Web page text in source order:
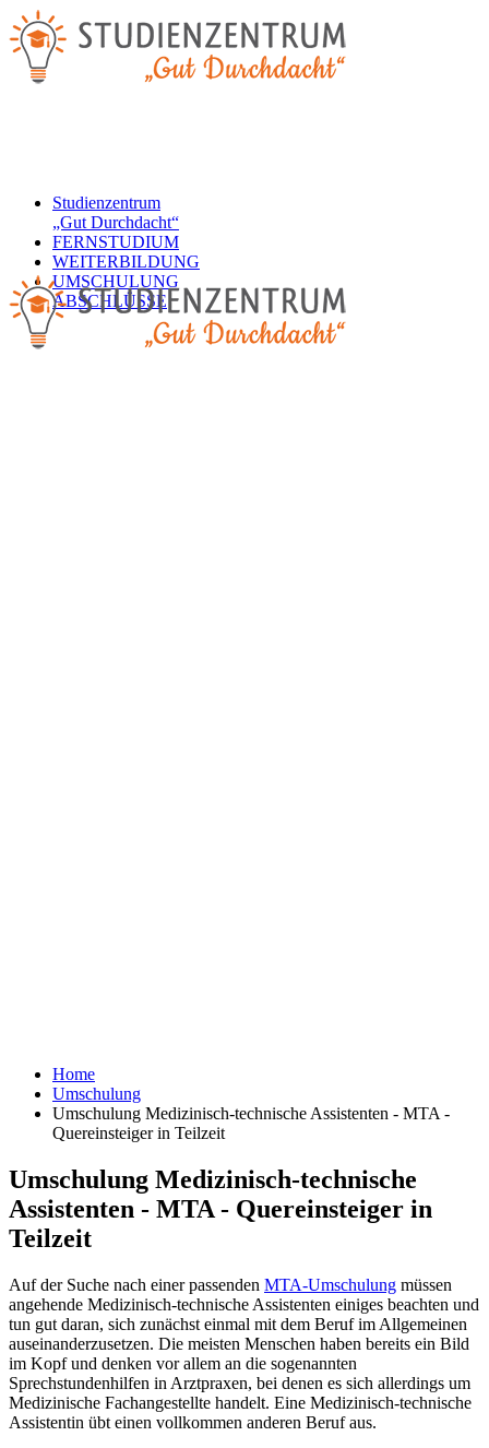
Studienzentrum
„Gut Durchdacht“
FERNSTUDIUM
WEITERBILDUNG
UMSCHULUNG
ABSCHLÜSSE
Home
Umschulung
Umschulung Medizinisch-technische Assistenten - MTA -
Quereinsteiger in Teilzeit
Umschulung Medizinisch-technische
Assistenten - MTA - Quereinsteiger in
Teilzeit
Auf der Suche nach einer passenden MTA-Umschulung müssen
angehende Medizinisch-technische Assistenten einiges beachten und
tun gut daran, sich zunächst einmal mit dem Beruf im Allgemeinen
auseinanderzusetzen. Die meisten Menschen haben bereits ein Bild
im Kopf und denken vor allem an die sogenannten
Sprechstundenhilfen in Arztpraxen, bei denen es sich allerdings um
Medizinische Fachangestellte handelt. Eine Medizinisch-technische
Assistentin übt einen vollkommen anderen Beruf aus.